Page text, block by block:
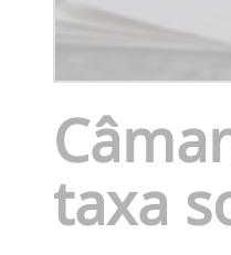
taxa